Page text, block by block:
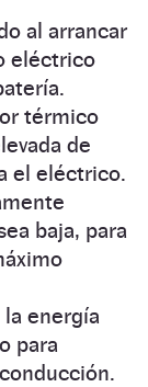
al arrancar
eléctrico
térmico
de
el eléctrico.
baja, para
energía
para